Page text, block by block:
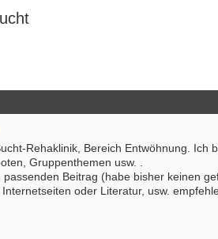
Rehaklinik, Bereich Entwöhnung. Ich
Gruppenthemen usw. .
Beitrag (habe bisher keinen
oder Literatur, usw.